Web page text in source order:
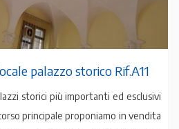
palazzo storico Rif.A11
storici più importanti ed esclusivi
principale proponiamo in vendita